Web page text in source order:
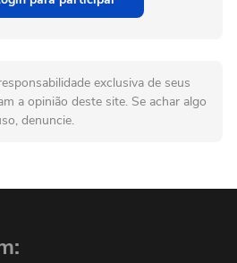
exclusiva de seus
a opinião deste site. Se achar algo
denuncie.